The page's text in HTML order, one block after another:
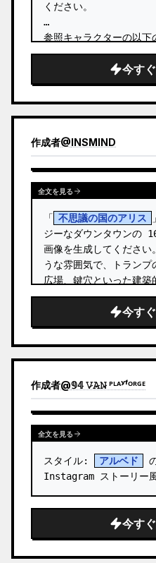
ください。
参照キャラクターの以下
い：
- 顔のアイデンティティ
- 顔の比率
- 目の形
- 鼻
- 肌の色
- 目に見えるヘアアクセ
- 参照画像に示されてい
アップロードされた参照
ャラクター特性をハー
…
今す
作成者@INSMIND
全文を見る
「 不思議の国のアリス
ジーなダウンタウンの
画像を生成してください
うな雰囲気で、トランプ
広場、鍵穴といった建築
い。
今す
作成者@𝟡𝟜 𝚅̷𝙰̷𝙽̷ ᴾᴸᴬʸᶠᴼᴿᴳᴱ
全文を見る
スタイル: アルベド
Instagram ストーリー風
今す